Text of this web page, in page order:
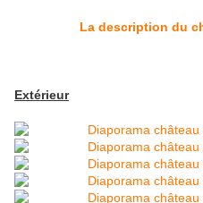
La description du
Extérieur